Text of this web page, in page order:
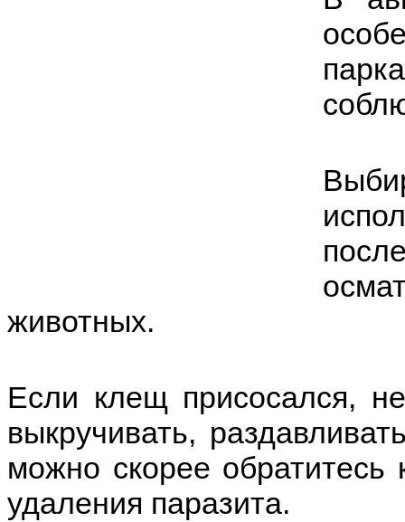
животных.
Если клещ присосался,
выкручивать,
можно скорее обратитесь
удаления паразита.